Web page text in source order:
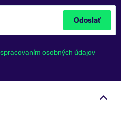
Odoslať
spracovaním osobných údajov